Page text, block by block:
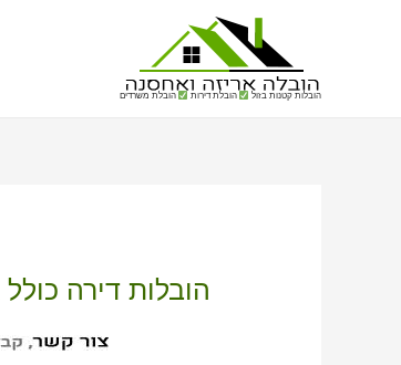
הובלות קטנות בזול הובלת דירות הובלת משרדים
הובלות דירה כולל